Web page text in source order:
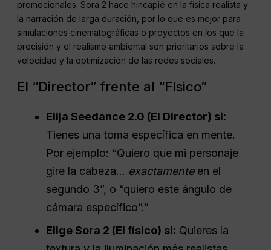
sistema de referencia de audio integrado y su salida 2K la
hacen ideal para clips de marca, anuncios cortos y vídeos
promocionales. Sora 2 hace hincapié en la física realista y
la narración de larga duración, por lo que es mejor para
simulaciones cinematográficas o proyectos en los que la
velocidad y la optimización de las redes sociales.
El “Director” frente al “Físico”
Elija Seedance 2.0 (El Director) si:
Tienes una toma específica en mente.
Por ejemplo: “Quiero que mi personaje
gire la cabeza...
exactamente
cámara específico”.”